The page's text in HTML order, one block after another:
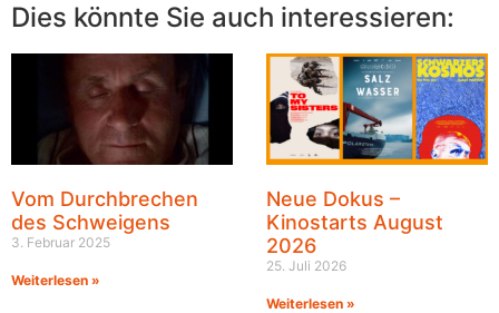
Dies könnte Sie auch interessieren:
Vom Durchbrechen
des Schweigens
3. Februar 2025
Weiterlesen »
Neue Dokus –
Kinostarts August
2026
25. Juli 2026
Weiterlesen »